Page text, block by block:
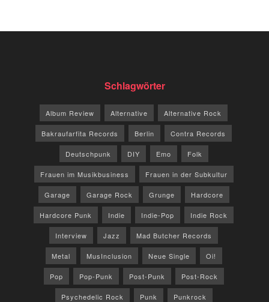
Schlagwörter
Album Review Alternative Alternative Rock
Bakraufarfita Records Berlin Contra Records
Deutschpunk DIY Emo Folk
Frauen im Musikbusiness Frauen in der Subkultur
Garage Garage Rock Grunge Hardcore
Hardcore Punk Indie Indie-Pop Indie Rock
Interview Jazz Mad Butcher Records
Metal MusInclusion Neue Single Oi!
Pop Pop-Punk Post-Punk Post-Rock
Psychedelic Rock Punk Punkrock